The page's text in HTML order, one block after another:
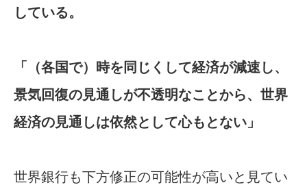
している。
「（各国で）時を同じくして経済が減速し、
景気回復の見通しが不透明なことから、世界
経済の見通しは依然として心もとない」
世界銀行も下方修正の可能性が高いと見てい